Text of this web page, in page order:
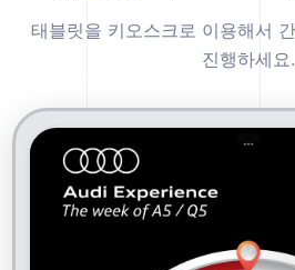
태블릿을 키오스크로 이용해서
진행하세요.